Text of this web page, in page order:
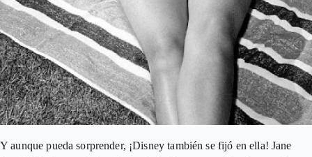
Y aunque pueda sorprender, ¡Disney también se fijó en ella! Jane